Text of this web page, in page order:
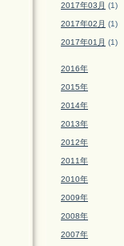
2017年03月 (1)
2017年02月 (1)
2017年01月 (1)
2016年
2015年
2014年
2013年
2012年
2011年
2010年
2009年
2008年
2007年